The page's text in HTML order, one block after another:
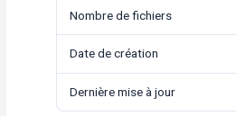
Nombre de fichiers
Date de création
Dernière mise à jour